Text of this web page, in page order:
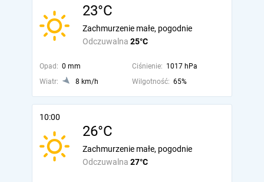
23°C
Odczuwalna 25°C
Zachmurzenie małe, pogodnie
Opad: 0 mm Ciśnienie: 1017 hPa
Wiatr:
8 km/h Wilgotność: 65%
10:00
26°C
Odczuwalna 27°C
Zachmurzenie małe, pogodnie